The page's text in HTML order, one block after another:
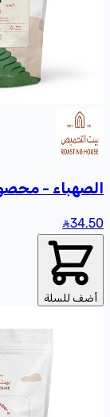
الصهباء - محصول
34.50
أضف للسلة